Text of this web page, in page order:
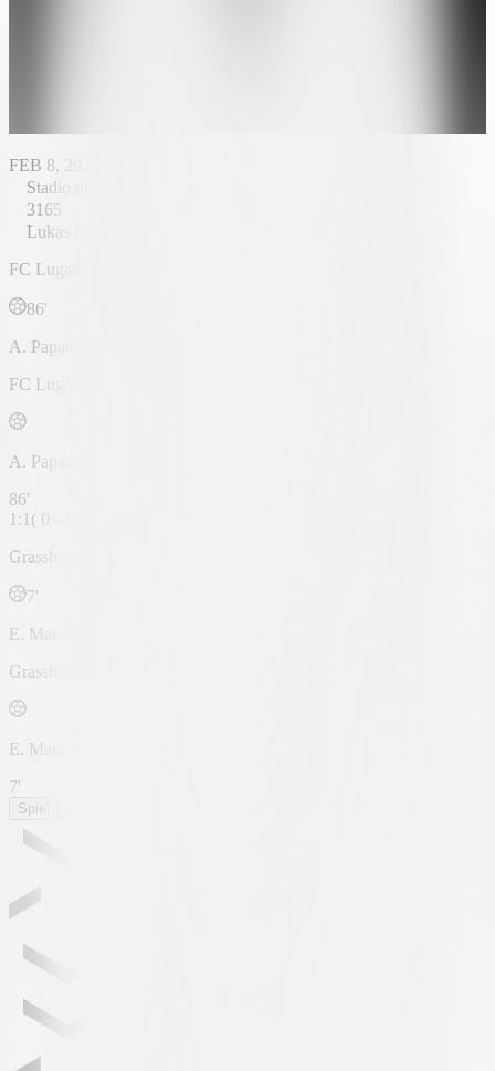
FEB 8, 2025 - 18:00
Stadio di Cornaredo
3165
Lukas Fähndrich
FC Lugano
86'
A. Papadopoulos
FC Lugano
A. Papadopoulos
86'
1 :1 ( 0 - 1
Grasshoppers
7'
E. Maurin
Grasshoppers
E. Maurin
7'
Spiel